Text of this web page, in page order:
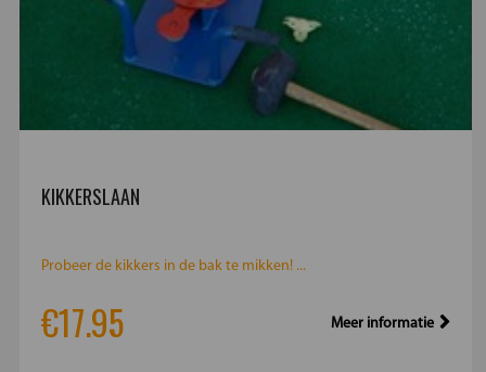
KIKKERSLAAN
Probeer de kikkers in de bak te mikken! ...
€17.95 Meer informatie